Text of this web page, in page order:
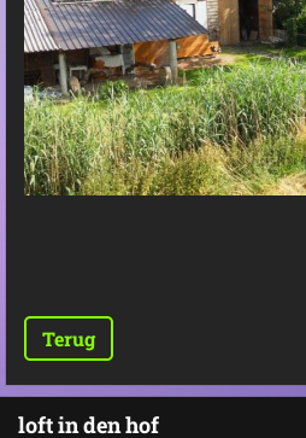
Terug
loft in den hof